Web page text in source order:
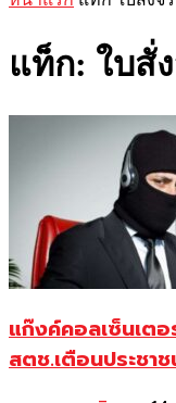
แท็ก: ใบสั่
แก๊งค์คอลเซ็นเต
สตช.เตือนประชาช